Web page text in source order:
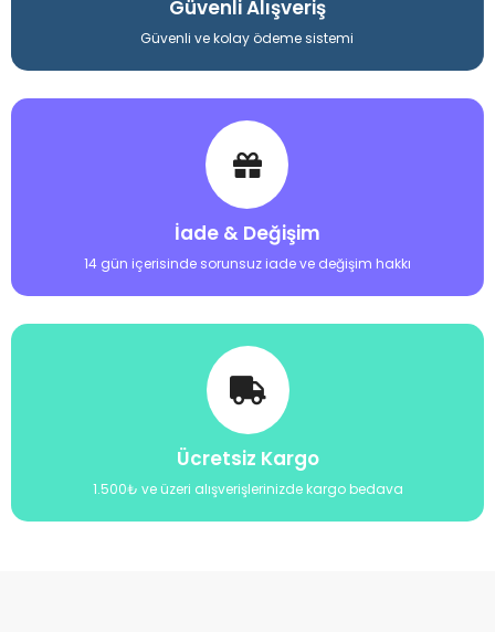
Güvenli Alışveriş
Güvenli ve kolay ödeme sistemi
İade & Değişim
14 gün içerisinde sorunsuz iade ve değişim hakkı
Ücretsiz Kargo
1.500₺ ve üzeri alışverişlerinizde kargo bedava